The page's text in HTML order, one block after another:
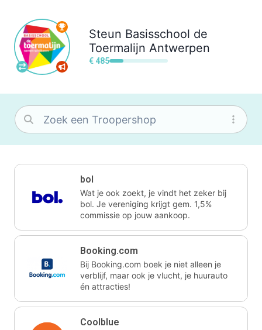
Steun Basisschool de
Toermalijn Antwerpen
€ 485
bol
Wat je ook zoekt, je vindt het zeker bij
bol. Je vereniging krijgt gem. 1,5%
commissie op jouw aankoop.
Booking.com
Bij Booking.com boek je niet alleen je
verblijf, maar ook je vlucht, je huurauto
én attracties!
Coolblue